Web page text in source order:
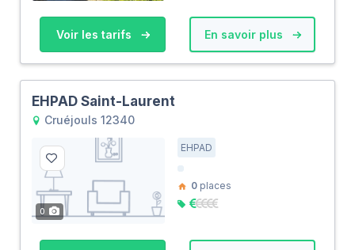
Voir les tarifs En savoir plus
EHPAD Saint-Laurent
Cruéjouls 12340
0
EHPAD
0 places